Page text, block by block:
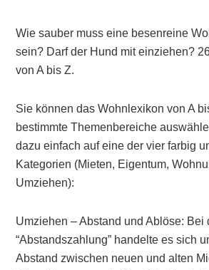
Wie sauber muss eine besenreine
sein? Darf der Hund mit einziehen?
von A bis Z.
Sie können das Wohnlexikon von A
bestimmte Themenbereiche
dazu einfach auf eine der vier farbig
Kategorien (Mieten, Eigentum,
Umziehen):
Umziehen – Abstand und Ablöse: Bei
“Abstandszahlung” handelte es sich
Abstand zwischen neuen und alten